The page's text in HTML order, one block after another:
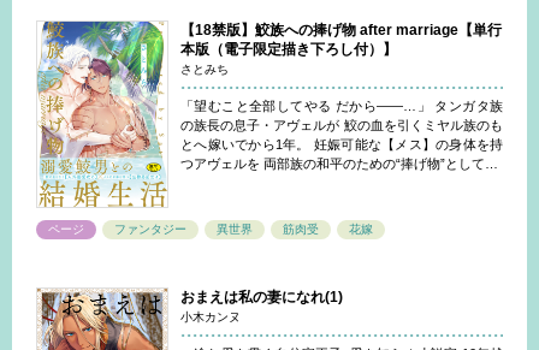
【18禁版】鮫族への捧げ物 after marriage【単行
本版（電子限定描き下ろし付）】
さとみち
「望むこと全部してやる だから――…」 タンガタ族
の族長の息子・アヴェルが 鮫の血を引くミヤル族のも
とへ嫁いでから1年。 妊娠可能な【メス】の身体を持
つアヴェルを 両部族の和平のための“捧げ物”として…
ページ ファンタジー 異世界 筋肉受 花嫁
おまえは私の妻になれ(1)
小木カンヌ